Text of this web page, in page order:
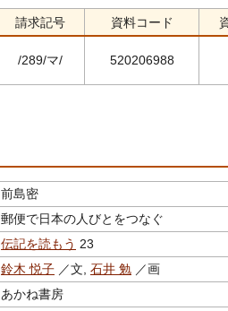
請求記号 資料コード
/289/マ/ 520206988
前島密
郵便で日本の人びとをつなぐ
伝記を読もう 23
鈴木 悦子 ／文, 石井 勉 ／画
あかね書房